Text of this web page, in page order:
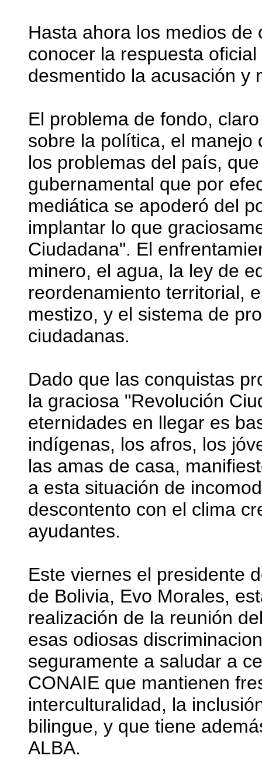
Hasta ahora los medios
conocer la respuesta
desmentido la acusación y
El problema de fondo,
sobre la política, el
los problemas del país,
gubernamental que por
mediática se apoderó del
implantar lo que
Ciudadana". El
minero, el agua, la ley de
reordenamiento territorial,
mestizo, y el sistema de
ciudadanas.
Dado que las conquistas
la graciosa "Revolución
eternidades en llegar es
indígenas, los afros, los
las amas de casa,
a esta situación de
descontento con el clima
ayudantes.
Este viernes el presidente
de Bolivia, Evo Morales,
realización de la reunión
esas odiosas
seguramente a saludar a
CONAIE que mantienen
interculturalidad, la
bilingue, y que tiene
ALBA.